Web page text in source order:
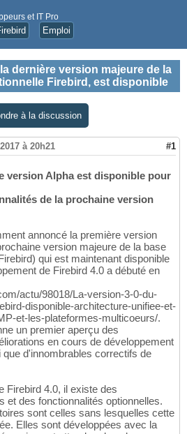
et IT Pro
Emploi
dernière version majeure de la
Firebird, est disponible
à la discussion
à 20h21 #1
version Alpha est disponible pour
de la prochaine version
annoncé la première version
version majeure de la base
qui est maintenant disponible
de Firebird 4.0 a débuté en
actu/98018/La-version-3-0-du-
disponible-architecture-unifiee-et-
et-les-plateformes-multicoeurs/.
un premier aperçu des
en cours de développement
que d'innombrables correctifs de
Firebird 4.0, il existe des
et des fonctionnalités optionnelles.
sont celles sans lesquelles cette
Elles sont développées avec la